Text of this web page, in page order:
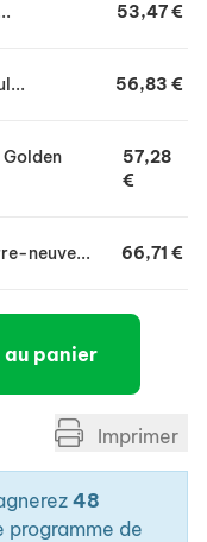
du chien et du
53,47 €
56,83 €
57,28
€
neuve... 66,71 €
panier
Imprimer
48
programme de